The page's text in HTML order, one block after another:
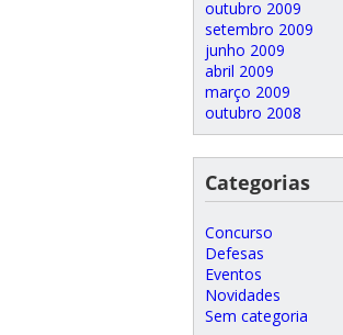
outubro 2009
setembro 2009
junho 2009
abril 2009
março 2009
outubro 2008
Categorias
Concurso
Defesas
Eventos
Novidades
Sem categoria